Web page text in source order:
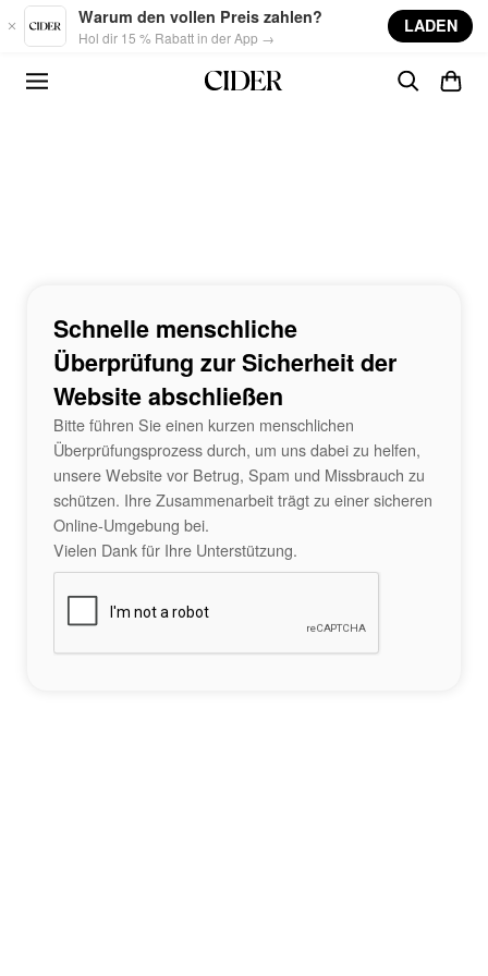
Skip to main content
Warum den vollen Preis zahlen?
Hol dir 15 % Rabatt in der App →
LADEN
Schnelle menschliche
Überprüfung zur Sicherheit der
Website abschließen
Bitte führen Sie einen kurzen menschlichen
Überprüfungsprozess durch, um uns dabei zu helfen,
unsere Website vor Betrug, Spam und Missbrauch zu
schützen. Ihre Zusammenarbeit trägt zu einer sicheren
Online-Umgebung bei.
Vielen Dank für Ihre Unterstützung.